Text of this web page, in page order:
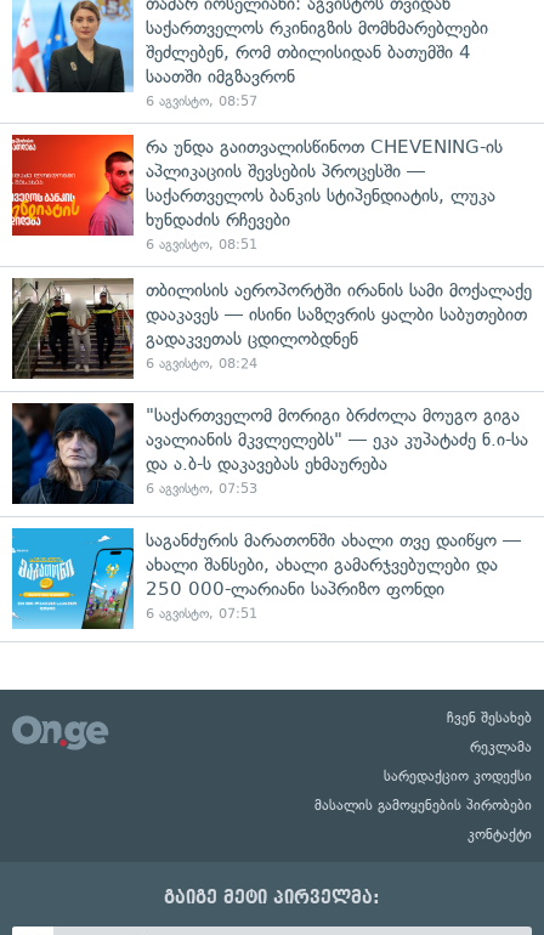
საქართველოს რკინიგზის მომხმარებლები
შეძლებენ, რომ თბილისიდან ბათუმში 4
საათში იმგზავრონ
6 აგვისტო, 08:57
რა უნდა გაითვალისწინოთ CHEVENING-ის
აპლიკაციის შევსების პროცესში —
საქართველოს ბანკის სტიპენდიატის, ლუკა
ხუნდაძის რჩევები
6 აგვისტო, 08:51
თბილისის აეროპორტში ირანის სამი მოქალაქე
დააკავეს — ისინი საზღვრის ყალბი საბუთებით
გადაკვეთას ცდილობდნენ
6 აგვისტო, 08:24
"საქართველომ მორიგი ბრძოლა მოუგო გიგა
ავალიანის მკვლელებს" — ეკა კუპატაძე ნ.ი-სა
და ა.ბ-ს დაკავებას ეხმაურება
6 აგვისტო, 07:53
საგანძურის მარათონში ახალი თვე დაიწყო —
ახალი შანსები, ახალი გამარჯვებულები და
250 000-ლარიანი საპრიზო ფონდი
6 აგვისტო, 07:51
ჩვენ შესახებ
რეკლამა
სარედაქციო კოდექსი
მასალის გამოყენების პირობები
კონტაქტი
გაიგე მეტი პირველმა: